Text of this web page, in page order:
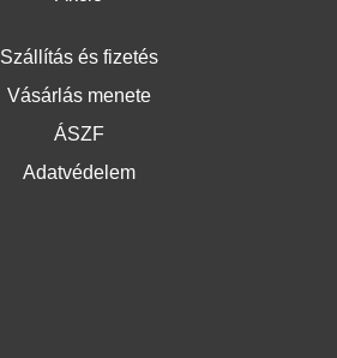
Szállítás és fizetés
Vásárlás menete
ÁSZF
Adatvédelem